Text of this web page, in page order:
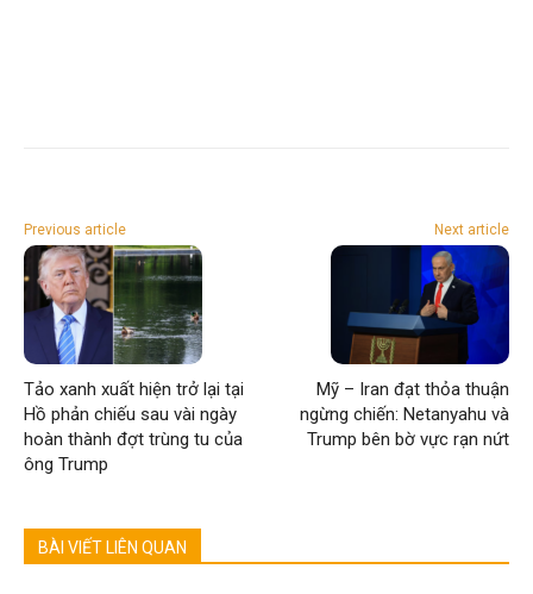
Previous article
Tảo xanh xuất hiện trở lại tại
Hồ phản chiếu sau vài ngày
hoàn thành đợt trùng tu của
ông Trump
Next article
Mỹ – Iran đạt thỏa thuận
ngừng chiến: Netanyahu và
Trump bên bờ vực rạn nứt
BÀI VIẾT LIÊN QUAN